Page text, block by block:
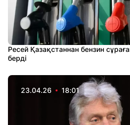
Ресей Қазақстаннан бензин
берді
23.04.26 18:01